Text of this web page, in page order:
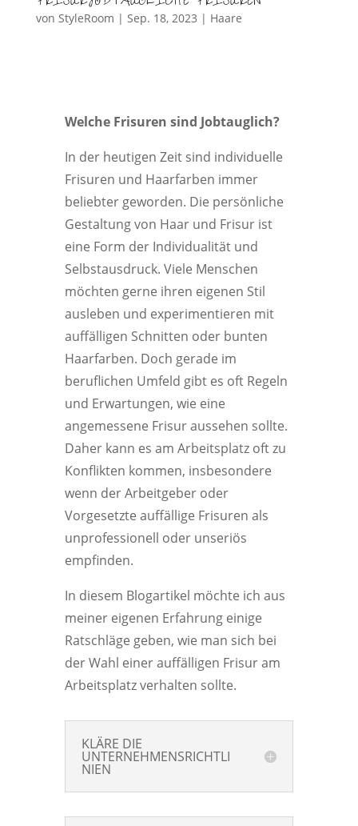
von StyleRoom | Sep. 18, 2023 | Haare
Welche Frisuren sind Jobtauglich?
In der heutigen Zeit sind individuelle
Frisuren und Haarfarben immer
beliebter geworden. Die persönliche
Gestaltung von Haar und Frisur ist
eine Form der Individualität und
Selbstausdruck. Viele Menschen
möchten gerne ihren eigenen Stil
ausleben und experimentieren mit
auffälligen Schnitten oder bunten
Haarfarben. Doch gerade im
beruflichen Umfeld gibt es oft Regeln
und Erwartungen, wie eine
angemessene Frisur aussehen sollte.
Daher kann es am Arbeitsplatz oft zu
Konflikten kommen, insbesondere
wenn der Arbeitgeber oder
Vorgesetzte auffällige Frisuren als
unprofessionell oder unseriös
empfinden.
In diesem Blogartikel möchte ich aus
meiner eigenen Erfahrung einige
Ratschläge geben, wie man sich bei
der Wahl einer auffälligen Frisur am
Arbeitsplatz verhalten sollte.
KLÄRE DIE
UNTERNEHMENSRICHTLI
NIEN